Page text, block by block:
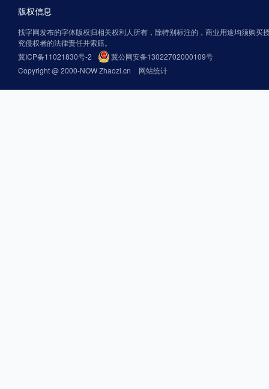
版权信息
找字网发布的字体版权归相关权利人所有，除特别标注的，商业用途均须购买
究侵权者的法律责任并索赔。
冀ICP备11021830号-2
冀公网安备13022702000109号
Copyright @ 2000-NOW Zhaozi.cn
网站统计